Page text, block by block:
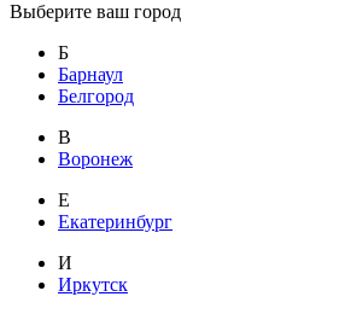
Выберите ваш город
Б
Барнаул
Белгород
В
Воронеж
Е
Екатеринбург
И
Иркутск